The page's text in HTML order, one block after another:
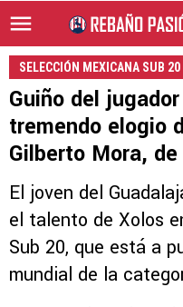
SELECCIÓN MEXICANA SUB 20
Guiño del
tremendo elogio
Gilberto Mora,
El joven del
el talento de Xolos
Sub 20, que está a
mundial de la